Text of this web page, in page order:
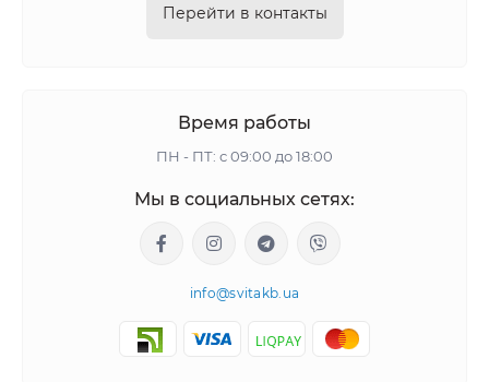
Перейти в контакты
Время работы
ПН - ПТ: с 09:00 до 18:00
Мы в социальных сетях:
info@svitakb.ua